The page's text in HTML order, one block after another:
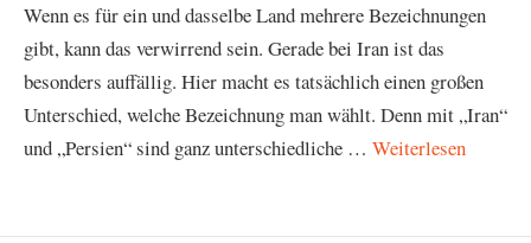
Wenn es für ein und dasselbe Land mehrere Bezeichnungen
gibt, kann das verwirrend sein. Gerade bei Iran ist das
besonders auffällig. Hier macht es tatsächlich einen großen
Unterschied, welche Bezeichnung man wählt. Denn mit „Iran“
und „Persien“ sind ganz unterschiedliche … Weiterlesen